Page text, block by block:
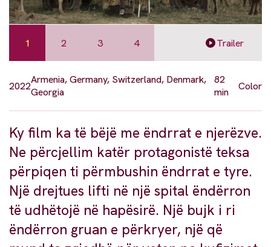
1 2 3 4 Trailer
2022Armenia, Germany, Switzerland, Denmark,
Georgia
82
min
Color
Ky film ka të bëjë me ëndrrat e njerëzve.
Ne përcjellim katër protagonistë teksa
përpiqen ti përmbushin ëndrrat e tyre.
Një drejtues lifti në një spital ëndërron
të udhëtojë në hapësirë. Një bujk i ri
ëndërron gruan e përkryer, një që